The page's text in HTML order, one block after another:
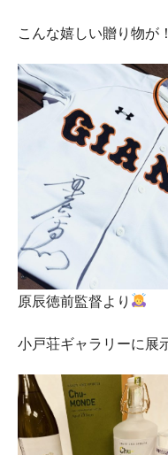
こんな嬉しい贈り物が！
原辰徳前監督より
小戸荘ギャラリーに展